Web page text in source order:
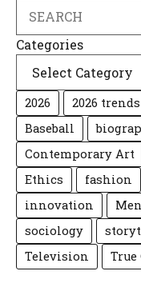
Categories
2026 2026 trends
Baseball
Contemporary Art
Ethics
fashion
innovation
sociology
Television
True